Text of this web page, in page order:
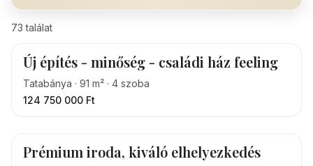
73 találat
Új építés - minőség - családi ház feeling
Tatabánya · 91 m² · 4 szoba
124 750 000 Ft
Prémium iroda, kiváló elhelyezkedés